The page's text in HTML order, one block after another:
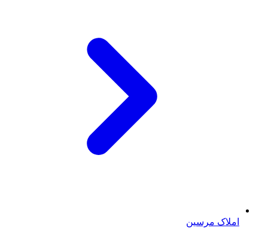
املاک مرسین